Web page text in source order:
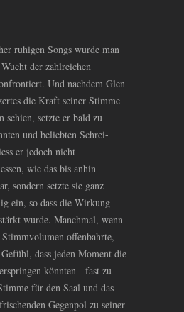
ruhigen Songs wurde man
der zahlreichen
Und nachdem Glen
die Kraft seiner Stimme
schien, setzte er bald zu
und beliebten Schrei-
er jedoch nicht
wie das bis anhin
sondern setzte sie ganz
ein, so dass die Wirkung
wurde. Manchmal, wenn
Stimmvolumen offenbahrte,
dass jeden Moment die
könnten - fast zu
für den Saal und das
Gegenpol zu seiner